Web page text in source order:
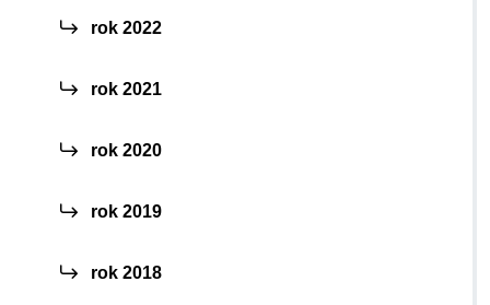
rok 2022
rok 2021
rok 2020
rok 2019
rok 2018